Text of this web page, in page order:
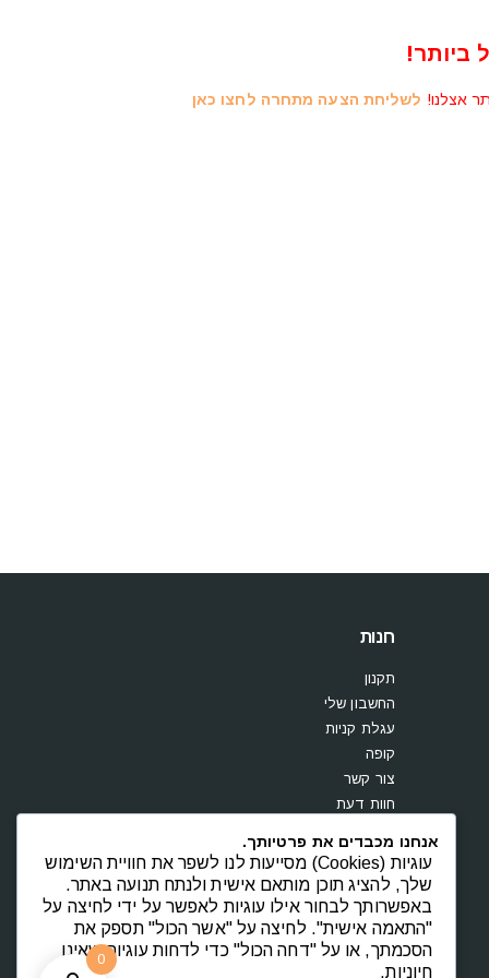
ביותר!
אצלנו! לשליחת הצעה מתחרה לחצו כאן
חנות
תקנון
החשבון שלי
עגלת קניות
קופה
צור קשר
חוות דעת
אנחנו מכבדים את פרטיותך.
עוגיות (Cookies) מסייעות לנו לשפר את חוויית השימוש
שלך, להציג תוכן מותאם אישית ולנתח תנועה באתר.
באפשרותך לבחור אילו עוגיות לאפשר על ידי לחיצה על
"התאמה אישית". לחיצה על "אשר הכול" תספק את
הסכמתך, או על "דחה הכול" כדי לדחות עוגיות שאינן
חיוניות.
0